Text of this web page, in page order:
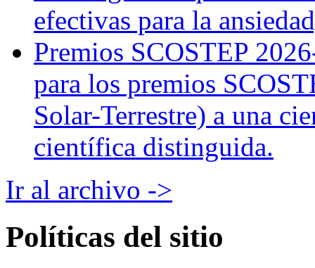
efectivas para la
Premios SCOSTEP
para los premios
Solar-Terrestre) a una
científica distinguida.
Ir al archivo ->
Políticas del sitio